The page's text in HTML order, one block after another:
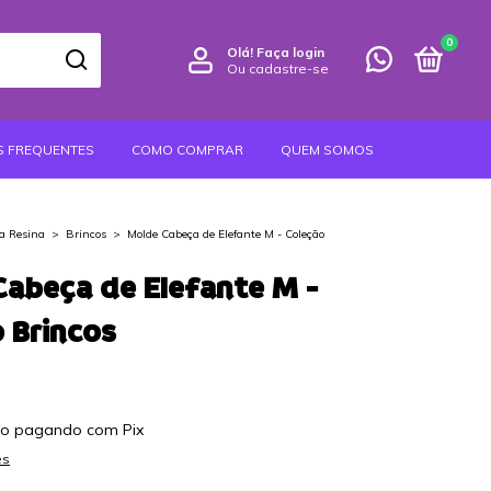
Olá! Faça login
Ou cadastre-se
0
FREQUENTES COMO COMPRAR QUEM SOMOS
Resina > Brincos >
Molde Cabeça de Elefante M - Coleção
de Elefante M -
Brincos
pagando com Pix